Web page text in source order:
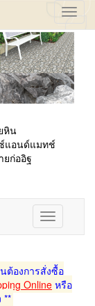
หิน
แอนด์แมทช์
ยก่ออิฐ
Toggle
navigation
ต้องการสั่งซื้อ
Online หรือ
**